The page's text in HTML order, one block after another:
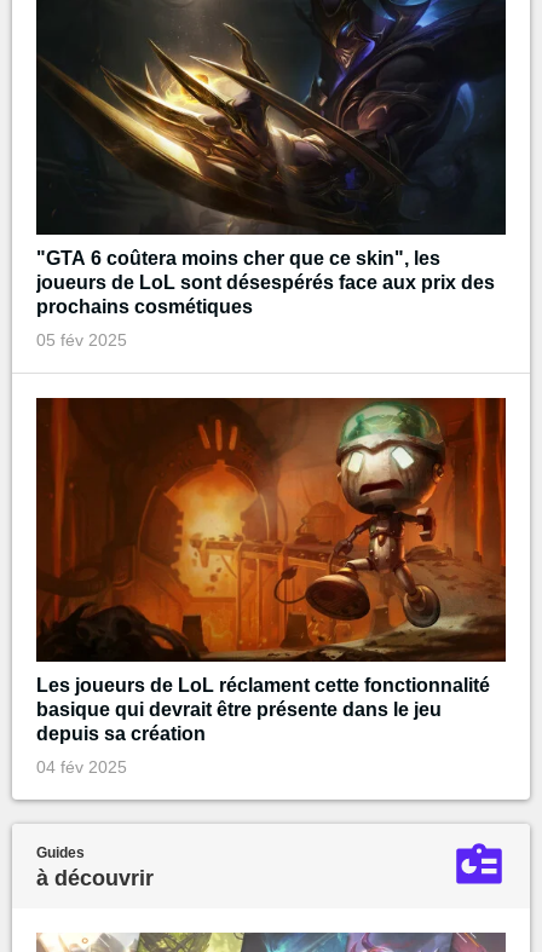
"GTA 6 coûtera moins cher que ce skin", les
joueurs de LoL sont désespérés face aux prix des
prochains cosmétiques
05 fév 2025
Les joueurs de LoL réclament cette fonctionnalité
basique qui devrait être présente dans le jeu
depuis sa création
04 fév 2025
Guides
à découvrir